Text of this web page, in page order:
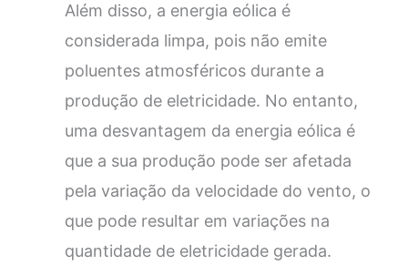
Além disso, a energia eólica é
considerada limpa, pois não emite
poluentes atmosféricos durante a
produção de eletricidade. No entanto,
uma desvantagem da energia eólica é
que a sua produção pode ser afetada
pela variação da velocidade do vento, o
que pode resultar em variações na
quantidade de eletricidade gerada.